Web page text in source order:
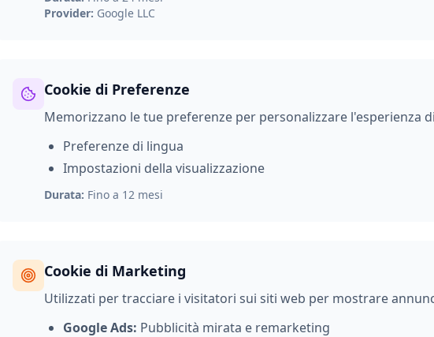
Provider: Google LLC
Cookie di Preferenze
Memorizzano le tue preferenze per personalizzare l'esperienza
Preferenze di lingua
Impostazioni della visualizzazione
Durata: Fino a 12 mesi
Cookie di Marketing
Utilizzati per tracciare i visitatori sui siti web per mostrare
Google Ads: Pubblicità mirata e remarketing